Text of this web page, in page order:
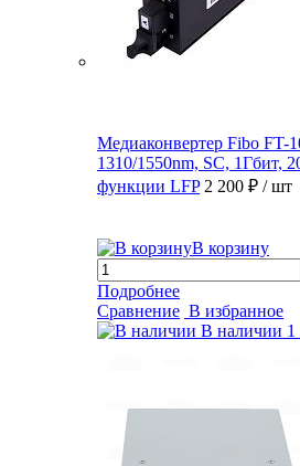
Медиаконвертер Fibo FT-
1310/1550nm, SC, 1Гбит,
функции LFP 2 200 ₽ / шт
В корзину
Подробнее
Сравнение В избранное
В наличии